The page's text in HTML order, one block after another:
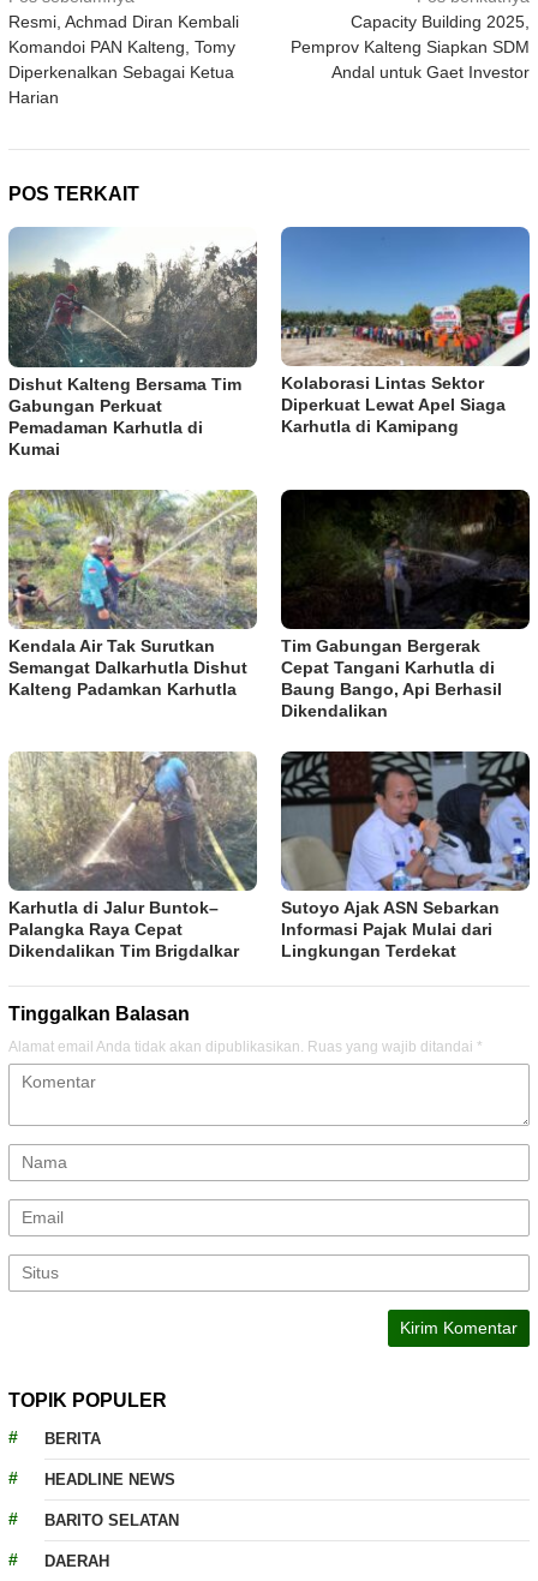
pos
Resmi, Achmad Diran Kembali
Komandoi PAN Kalteng, Tomy
Diperkenalkan Sebagai Ketua
Harian
Capacity Building 2025,
Pemprov Kalteng Siapkan SDM
Andal untuk Gaet Investor
POS TERKAIT
Dishut Kalteng Bersama Tim
Gabungan Perkuat
Pemadaman Karhutla di
Kumai
Kolaborasi Lintas Sektor
Diperkuat Lewat Apel Siaga
Karhutla di Kamipang
Kendala Air Tak Surutkan
Semangat Dalkarhutla Dishut
Kalteng Padamkan Karhutla
Tim Gabungan Bergerak
Cepat Tangani Karhutla di
Baung Bango, Api Berhasil
Dikendalikan
Karhutla di Jalur Buntok–
Palangka Raya Cepat
Dikendalikan Tim Brigdalkar
Sutoyo Ajak ASN Sebarkan
Informasi Pajak Mulai dari
Lingkungan Terdekat
Tinggalkan Balasan
Alamat email Anda tidak akan dipublikasikan. Ruas yang wajib ditandai *
TOPIK POPULER
BERITA
HEADLINE NEWS
BARITO SELATAN
DAERAH